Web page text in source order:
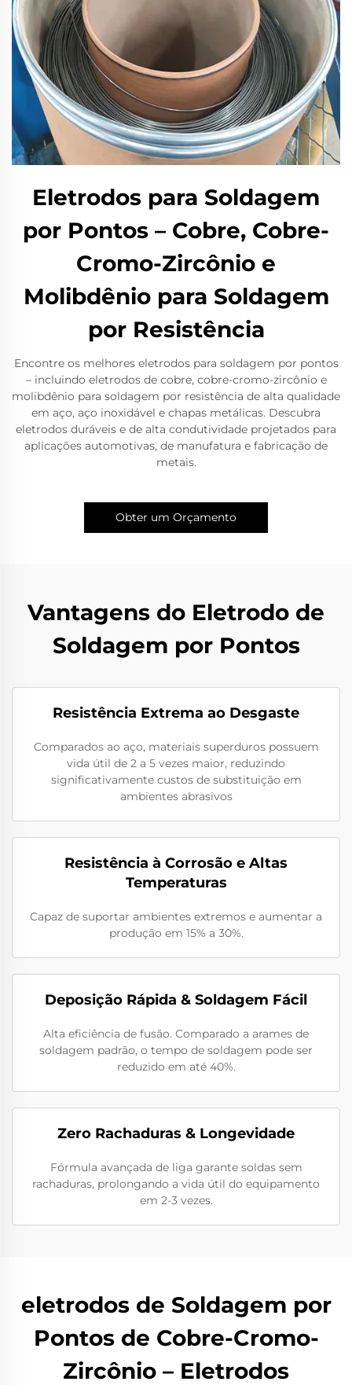
Eletrodos para Soldagem
por Pontos – Cobre, Cobre-
Cromo-Zircônio e
Molibdênio para Soldagem
por Resistência
Encontre os melhores eletrodos para soldagem por pontos
– incluindo eletrodos de cobre, cobre-cromo-zircônio e
molibdênio para soldagem por resistência de alta qualidade
em aço, aço inoxidável e chapas metálicas. Descubra
eletrodos duráveis e de alta condutividade projetados para
aplicações automotivas, de manufatura e fabricação de
metais.
Obter um Orçamento
Vantagens do Eletrodo de
Soldagem por Pontos
Resistência Extrema ao Desgaste
Comparados ao aço, materiais superduros possuem
vida útil de 2 a 5 vezes maior, reduzindo
significativamente custos de substituição em
ambientes abrasivos
Resistência à Corrosão e Altas
Temperaturas
Capaz de suportar ambientes extremos e aumentar a
produção em 15% a 30%.
Deposição Rápida & Soldagem Fácil
Alta eficiência de fusão. Comparado a arames de
soldagem padrão, o tempo de soldagem pode ser
reduzido em até 40%.
Zero Rachaduras & Longevidade
Fórmula avançada de liga garante soldas sem
rachaduras, prolongando a vida útil do equipamento
em 2-3 vezes.
eletrodos de Soldagem por
Pontos de Cobre-Cromo-
Zircônio – Eletrodos